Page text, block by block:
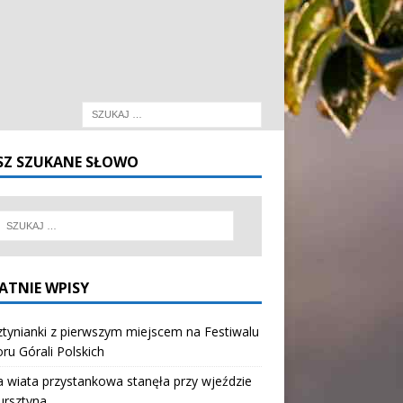
SZUKANE SŁOWO
WPISY
z pierwszym miejscem na Festiwalu
Górali Polskich
wiata przystankowa stanęła przy wjeździe